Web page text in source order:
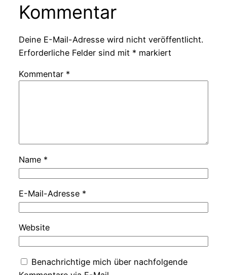
Kommentar
Deine E-Mail-Adresse wird nicht veröffentlicht.
Erforderliche Felder sind mit * markiert
Kommentar *
Name *
E-Mail-Adresse *
Website
Benachrichtige mich über nachfolgende